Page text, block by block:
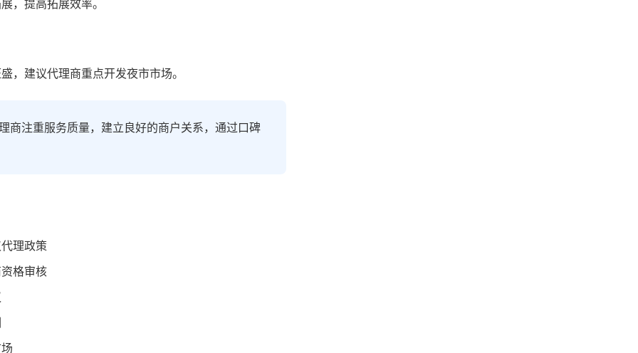
，提高拓展效率。
，建议代理商重点开发夜市市场。
商注重服务质量，建立良好的商户关系，通过口碑
理政策
格审核